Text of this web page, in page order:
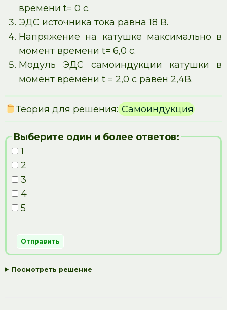
времени t= 0 c.
ЭДС источника тока равна 18 В.
Напряжение на катушке максимально в
момент времени t= 6,0 c.
Модуль ЭДС самоиндукции катушки в
момент времени t = 2,0 с равен 2,4В.
Теория для решения:Самоиндукция
Выберите один и более ответов:
1
2
3
4
5
Посмотреть решение